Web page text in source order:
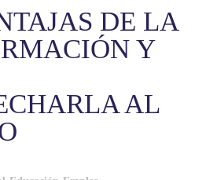
DE LA
Y
AL